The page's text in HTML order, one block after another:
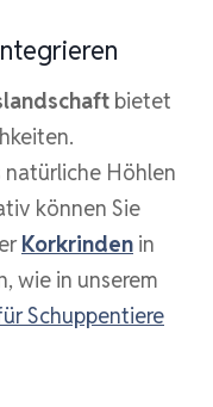
bietet
natürliche Höhlen
können Sie
Korkrinden in
wie in unserem
Schuppentiere